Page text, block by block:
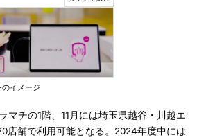
イメージ
チの1階、11月には埼玉県越谷・川越エ
店舗で利用可能となる。2024年度中には